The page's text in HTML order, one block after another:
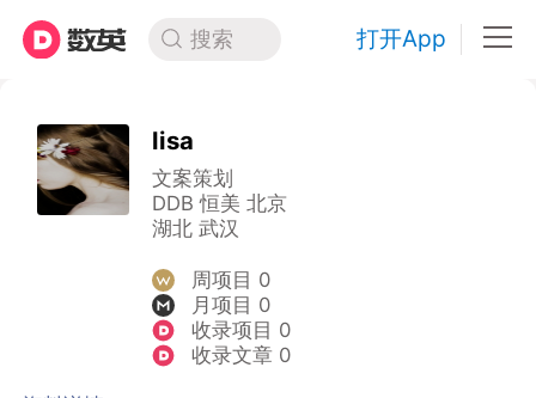
搜索 打开App
lisa
文案策划
DDB 恒美 北京
湖北 武汉
周项目 0
月项目 0
收录项目 0
收录文章 0